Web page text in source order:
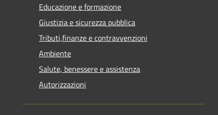
Educazione e formazione
Giustizia e sicurezza pubblica
Tributi,finanze e contravvenzioni
Ambiente
Salute, benessere e assistenza
Autorizzazioni